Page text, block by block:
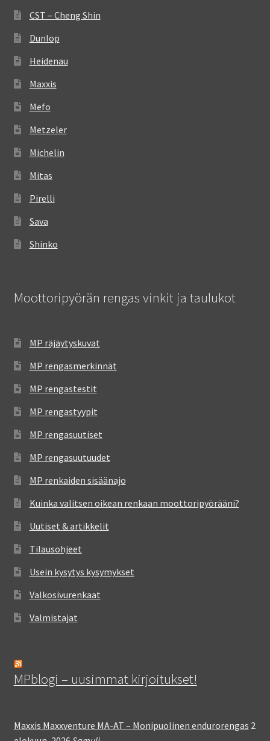
CST – Cheng Shin
Dunlop
Heidenau
Maxxis
Mefo
Metzeler
Michelin
Mitas
Pirelli
Sava
Shinko
Moottoripyörän rengas vinkit ja taulukot
MP räjäytyskuvat
MP rengasmerkinnät
MP rengastestit
MP rengastyypit
MP rengasuutiset
MP rengasuutuudet
MP renkaiden sisäänajo
Kuinka valitsen oikean renkaan moottoripyörääni?
Uutiset & artikkelit
Tilausohjeet
Usein kysytys kysymykset
Valkosivurenkaat
Valmistajat
MPblogi – uusimmat kirjoitukset!
Maxxis Maxxventure MA-AT – Monipuolinen endurorengas 2